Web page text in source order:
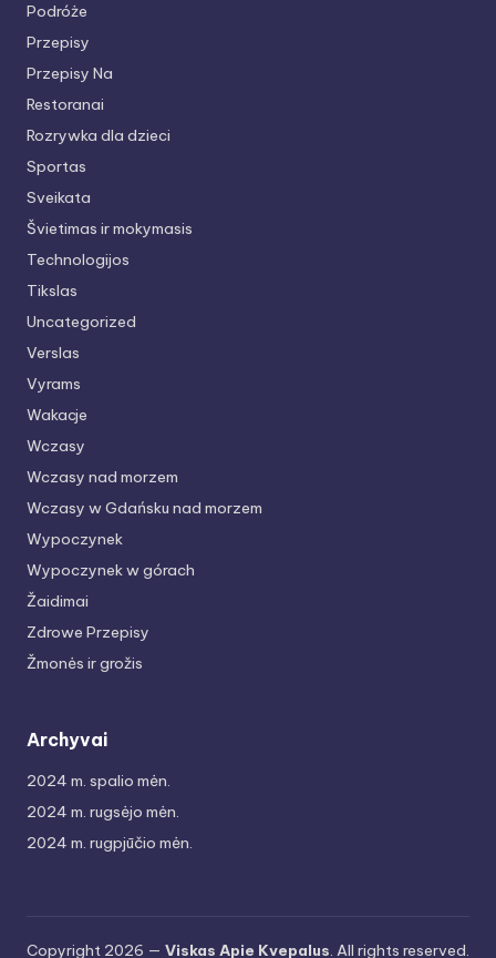
Podróże
Przepisy
Przepisy Na
Restoranai
Rozrywka dla dzieci
Sportas
Sveikata
Švietimas ir mokymasis
Technologijos
Tikslas
Uncategorized
Verslas
Vyrams
Wakacje
Wczasy
Wczasy nad morzem
Wczasy w Gdańsku nad morzem
Wypoczynek
Wypoczynek w górach
Žaidimai
Zdrowe Przepisy
Žmonės ir grožis
Archyvai
2024 m. spalio mėn.
2024 m. rugsėjo mėn.
2024 m. rugpjūčio mėn.
Copyright 2026 — Viskas Apie Kvepalus. All rights reserved.